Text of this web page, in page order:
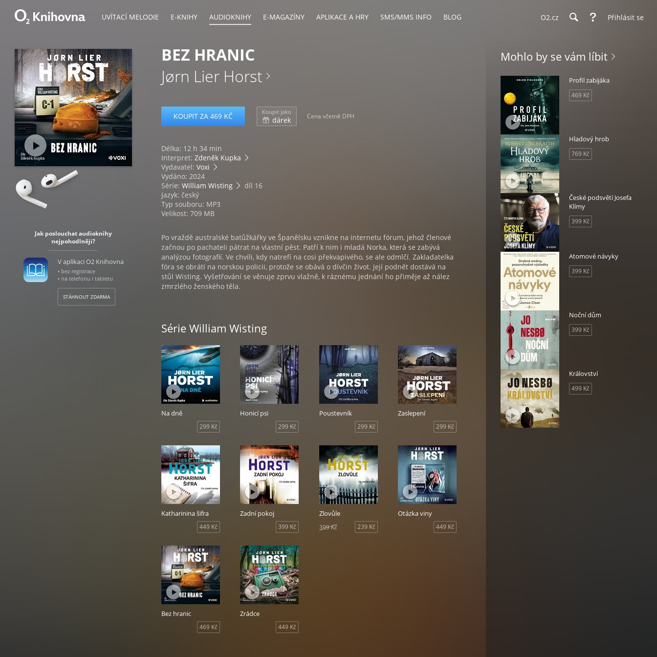
UVÍTACÍ MELODIE E-KNIHY AUDIOKNIHY E-MAGAZÍNY APLIKACE A HRY SMS/MMS INFO BLOG O2.cz Přihlásit se
Jak poslouchat audioknihy
nejpohodlněji?
V aplikaci O2 Knihovna
• bez registrace
• na telefonu i tabletu
STÁHNOUT ZDARMA
BEZ HRANIC
Jørn Lier Horst
KOUPIT ZA 469 KČ Koupit jako
dárek Cena včetně DPH
Délka: 12 h 34 min
Interpret: Zdeněk Kupka
Vydavatel: Voxi
Vydáno: 2024
Série: William Wisting
díl 16
Jazyk: český
Typ souboru: MP3
Velikost: 709 MB
Po vraždě australské batůžkářky ve Španělsku vznikne na internetu fórum, jehož členové
začnou po pachateli pátrat na vlastní pěst. Patří k nim i mladá Norka, která se zabývá
analýzou fotografií. Ve chvíli, kdy natrefí na cosi překvapivého, se ale odmlčí. Zakladatelka
fóra se obrátí na norskou policii, protože se obává o dívčin život. Její podnět dostává na
stůl Wisting. Vyšetřování se věnuje zprvu vlažně, k ráznému jednání ho přiměje až nález
zmrzlého ženského těla.
Série William Wisting
Na dně
299 Kč
Honicí psi
299 Kč
Poustevník
299 Kč
Zaslepení
299 Kč
Katharinina šifra
449 Kč
Zadní pokoj
399 Kč
Zlovůle
239 Kč
399 Kč
Otázka viny
449 Kč
Bez hranic
469 Kč
Zrádce
449 Kč
Mohlo by se vám líbit
Profil zabijáka
469 Kč
Hladový hrob
769 Kč
České podsvětí Josefa
Klímy
399 Kč
Atomové návyky
399 Kč
Noční dům
399 Kč
Království
499 Kč